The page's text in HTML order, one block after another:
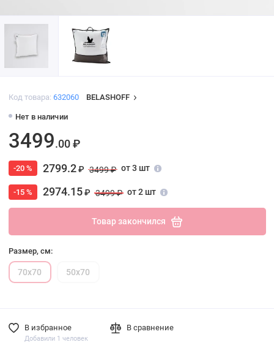
Код товара: 632060 BELASHOFF
Нет в наличии
3499.00 ₽
-20 % 2799.2₽ 3499 ₽ от 3 шт
-15 % 2974.15₽ 3499 ₽ от 2 шт
Товар закончился
Размер, см:
70х70 50х70
В избранное
Добавили 1 человек
В сравнение